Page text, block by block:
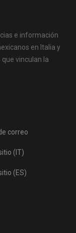
e información
en Italia y
vinculan la
correo
(IT)
(ES)